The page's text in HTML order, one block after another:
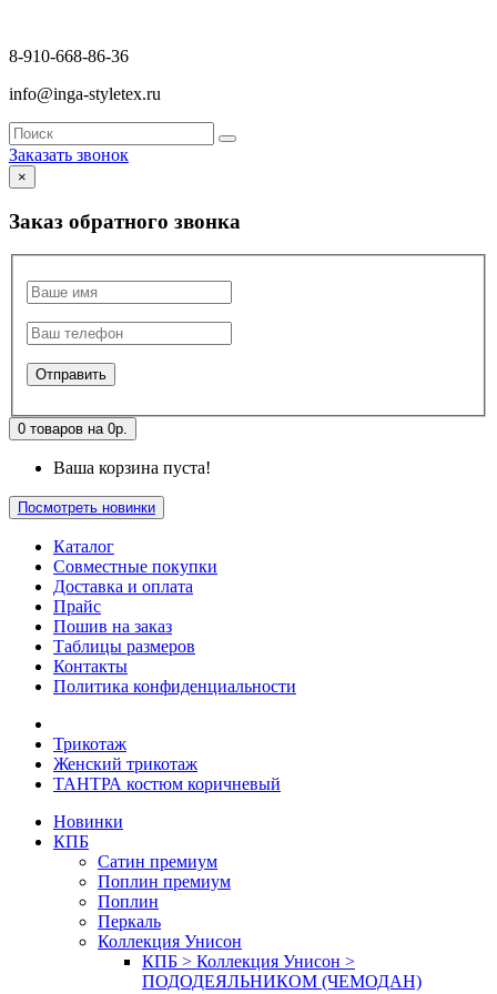
8-910-668-86-36
info@inga-styletex.ru
Заказать звонок
×
Заказ обратного звонка
0 товаров на 0р.
Ваша корзина пуста!
Посмотреть новинки
Каталог
Совместные покупки
Доставка и оплата
Прайс
Пошив на заказ
Таблицы размеров
Контакты
Политика конфиденциальности
Трикотаж
Женский трикотаж
ТАНТРА костюм коричневый
Новинки
КПБ
Сатин премиум
Поплин премиум
Поплин
Перкаль
Коллекция Унисон
КПБ > Коллекция Унисон >
ПОДОДЕЯЛЬНИКОМ (ЧЕМОДАН)